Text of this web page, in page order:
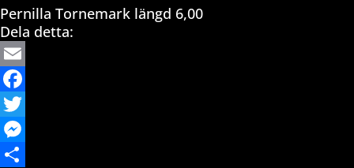
Pernilla Tornemark längd 6,00
Dela detta:
Email
Facebook
Twitter
Messenger